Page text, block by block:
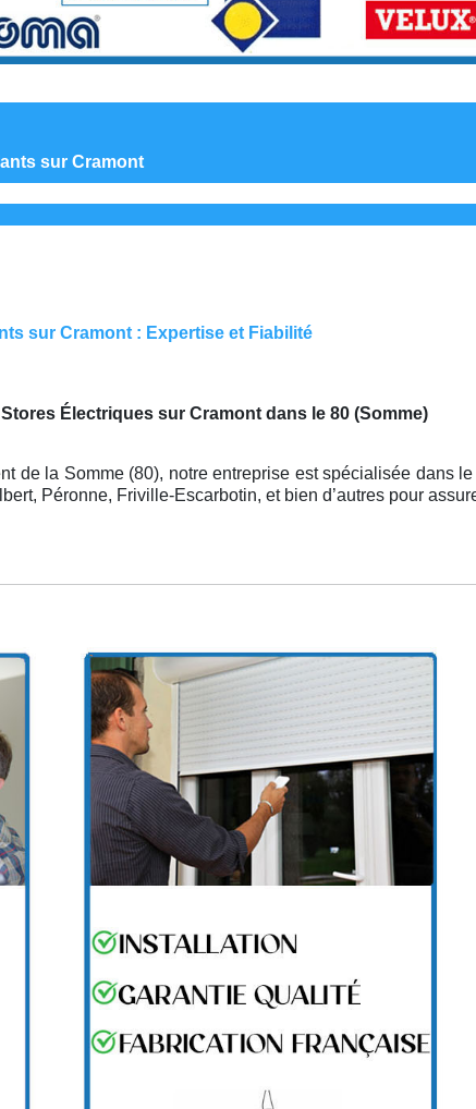
sur Cramont
sur Cramont : Expertise et Fiabilité
Électriques sur Cramont dans le 80 (Somme)
de la Somme (80), notre entreprise est spécialisée dans
Péronne, Friville-Escarbotin, et bien d’autres pour